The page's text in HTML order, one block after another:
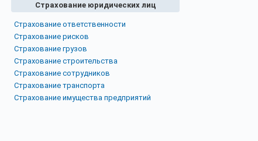
Страхование юридических лиц
Страхование ответственности
Страхование рисков
Страхование грузов
Страхование строительства
Страхование сотрудников
Страхование транспорта
Страхование имущества предприятий